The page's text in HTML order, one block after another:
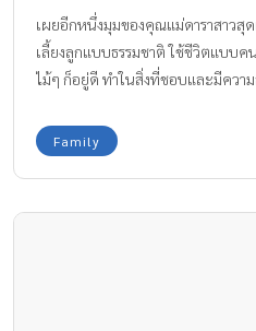
เผยอีกหนึ่งมุมของคุณแม่ดาราสาวสุ
เลี้ยงลูกแบบธรรมชาติ ใช้ชีวิตแบบค
ไม้ๆ ก็อยู่ดี ทำในสิ่งที่ชอบและมีควา
Family